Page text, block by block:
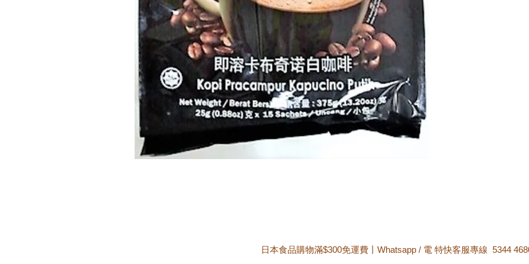
日本食品購物滿$300免運費丨Whatsapp / 電 特快客服專線 5344